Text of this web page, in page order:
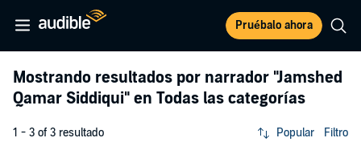
Pruébalo ahora
Mostrando resultados por narrador "Jamshed
Qamar Siddiqui" en Todas las categorías
1 - 3 of 3 resultado Popular Filtro